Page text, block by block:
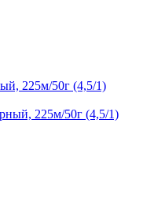
225м/50г (4,5/1)